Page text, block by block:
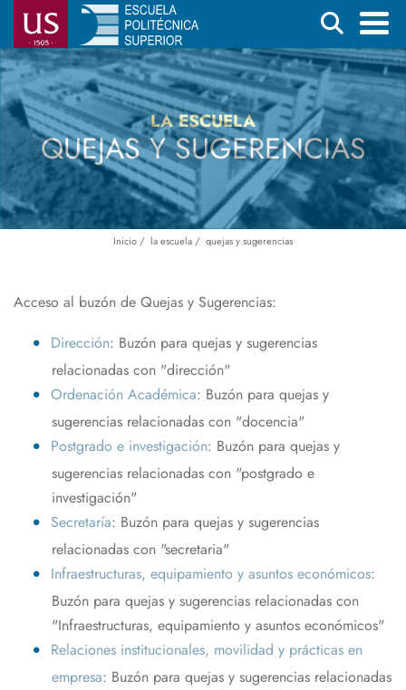
Pasar
contenido
principal
Buscar
Menú
principal
LA ESCUELA
QUEJAS Y SUGERENCIAS
navegación
Inicio la escuela quejas y sugerencias
Acceso al buzón de Quejas y Sugerencias:
Dirección: Buzón para quejas y sugerencias
relacionadas con "dirección"
Ordenación Académica: Buzón para quejas y
sugerencias relacionadas con "docencia"
Postgrado e investigación: Buzón para quejas y
sugerencias relacionadas con "postgrado e
investigación"
Secretaría: Buzón para quejas y sugerencias
relacionadas con "secretaria"
Infraestructuras, equipamiento y asuntos económicos:
Buzón para quejas y sugerencias relacionadas con
"Infraestructuras, equipamiento y asuntos económicos"
Relaciones institucionales, movilidad y prácticas en
empresa: Buzón para quejas y sugerencias relacionadas